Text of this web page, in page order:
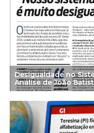
Desigualdade no
Análise de João